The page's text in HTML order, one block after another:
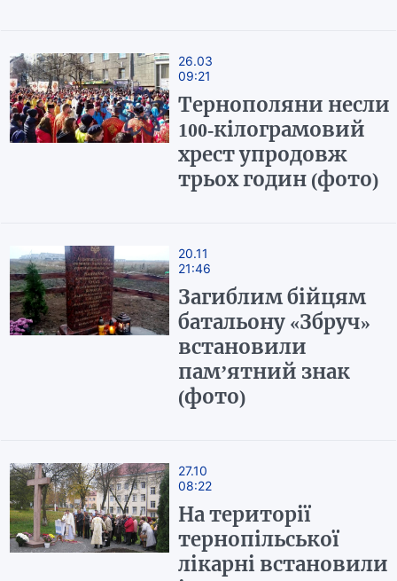
26.03
09:21
Тернополяни несли
100-кілограмовий
хрест упродовж
трьох годин (фото)
20.11
21:46
Загиблим бійцям
батальону «Збруч»
встановили
пам’ятний знак
(фото)
27.10
08:22
На території
тернопільської
лікарні встановили